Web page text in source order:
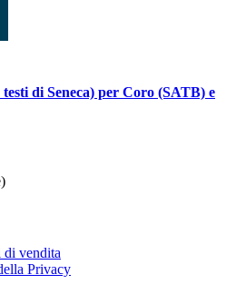
di Seneca) per Coro (SATB) e
vendita
Privacy